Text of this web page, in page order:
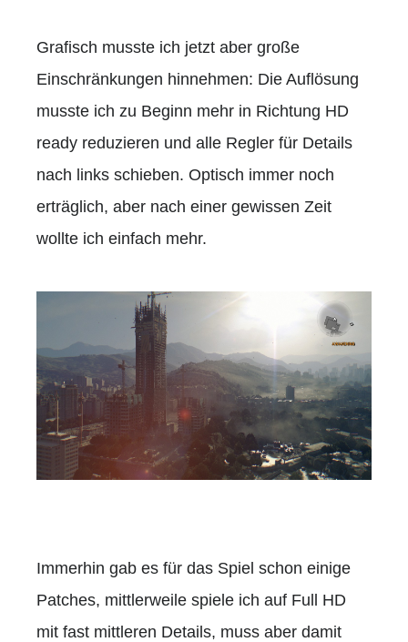
Grafisch musste ich jetzt aber große
Einschränkungen hinnehmen: Die Auflösung
musste ich zu Beginn mehr in Richtung HD
ready reduzieren und alle Regler für Details
nach links schieben. Optisch immer noch
erträglich, aber nach einer gewissen Zeit
wollte ich einfach mehr.
Immerhin gab es für das Spiel schon einige
Patches, mittlerweile spiele ich auf Full HD
mit fast mittleren Details, muss aber damit